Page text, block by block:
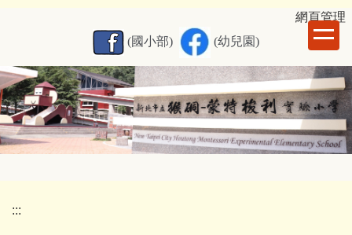
要
內
容
區
網頁管理
(國小部)
(幼兒園)
:::